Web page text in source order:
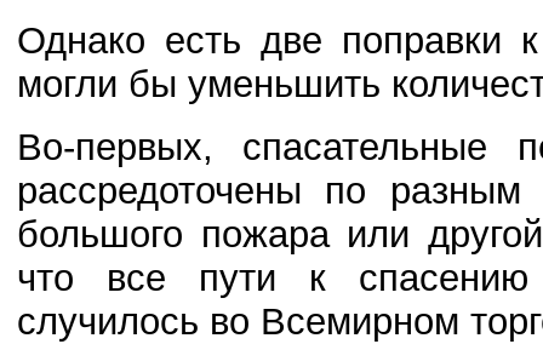
Однако есть две поправки
могли бы уменьшить
Во-первых, спасательные
рассредоточены по
большого пожара или
что все пути к спасению
случилось во Всемирном